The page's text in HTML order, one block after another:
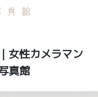
女性カメラマン
真館